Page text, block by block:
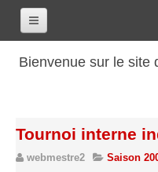
Bienvenue sur le site
Les renseignements
Les coordonnées
Tournoi interne
webmestre2 Saison